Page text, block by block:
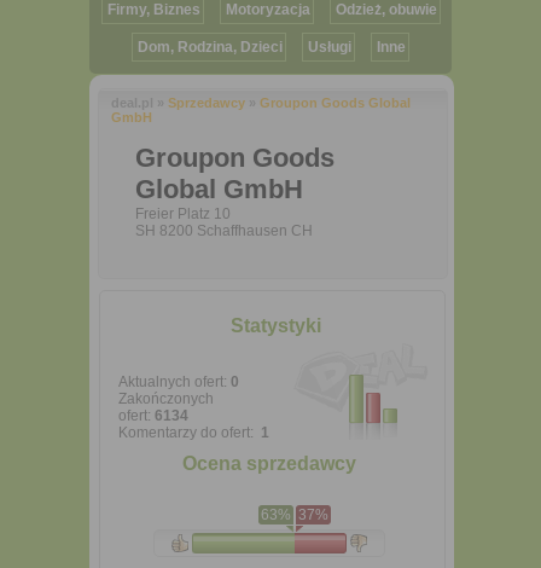
Firmy, Biznes Motoryzacja Odzież, obuwie
Dom, Rodzina, Dzieci Usługi Inne
deal.pl » Sprzedawcy
Groupon Goods Global
GmbH
Groupon Goods
Global GmbH
Freier Platz 10
SH 8200 Schaffhausen CH
Statystyki
Aktualnych ofert: 0
Zakończonych
ofert: 6134
Komentarzy do ofert: 1
Ocena sprzedawcy
63% 37%